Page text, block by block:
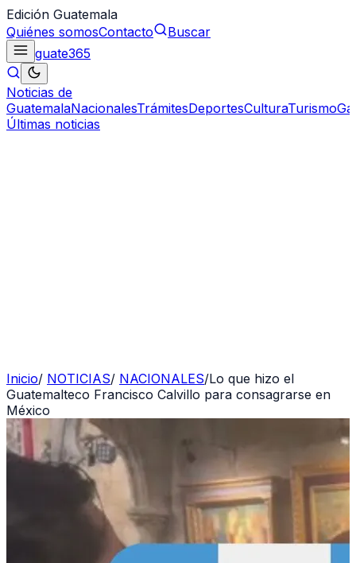
Edición Guatemala
Quiénes somosContacto
Buscar
guate365
Noticias de
GuatemalaNacionalesTrámitesDeportesCulturaTurismo
Últimas noticias
Inicio/ NOTICIAS/ NACIONALES/Lo que hizo el
Guatemalteco Francisco Calvillo para consagrarse en
México